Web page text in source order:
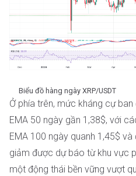
Biểu đồ hàng ngày XRP/USDT
Ở phía trên, mức kháng cự
EMA 50 ngày gần 1,38$, với
EMA 100 ngày quanh 1,45$
giảm được dự báo từ khu vực
một động thái bền vững vượt